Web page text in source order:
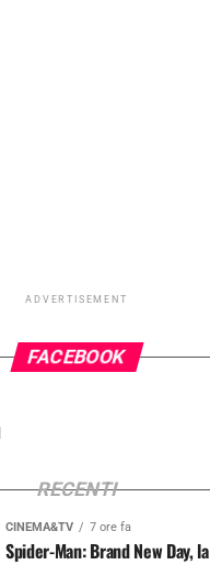
ADVERTISEMENT
FACEBOOK
RECENTI
CINEMA&TV 7 ore fa
Spider-Man: Brand New Day, la